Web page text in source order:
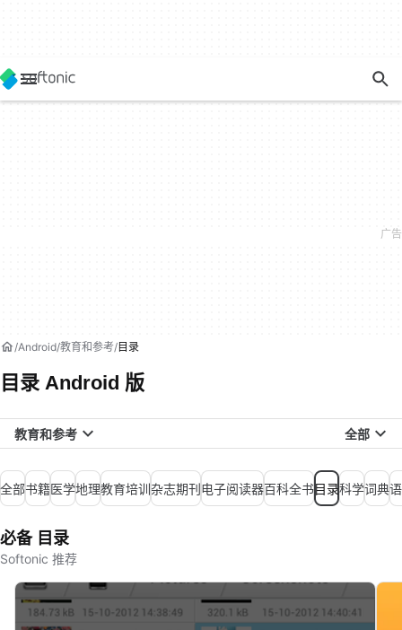
Android 教育和参考 目录
目录 Android 版
教育和参考 全部
全部书籍医学地理教育培训杂志期刊电子阅读器百科全书目录科学词典
必备 目录
Softonic 推荐